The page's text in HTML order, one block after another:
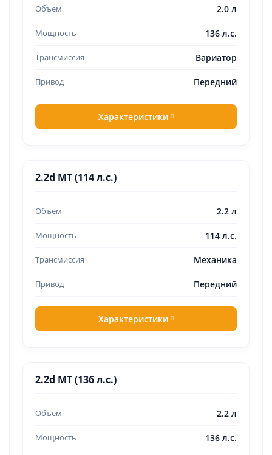
2.0 л
136 л.с.
Вариатор
Передний
Характеристики
2.2d MT (114 л.с.)
2.2 л
114 л.с.
Механика
Передний
Характеристики
2.2d MT (136 л.с.)
2.2 л
136 л.с.